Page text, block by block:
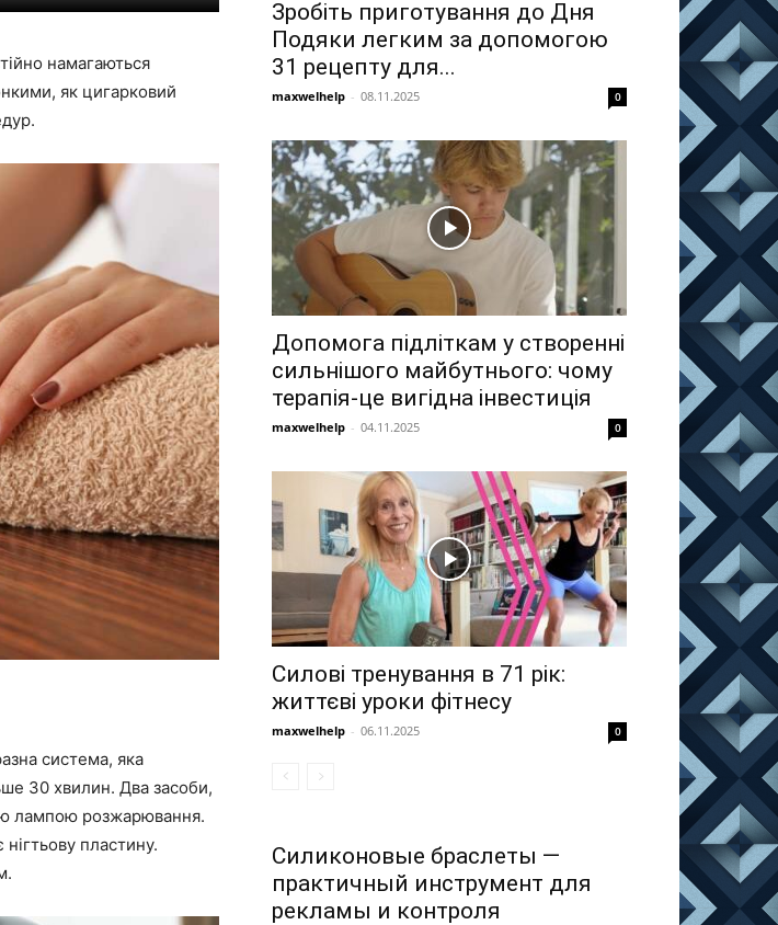
намагаються
як цигарковий
система, яка
30 хвилин. Два засоби,
лампою розжарювання.
пластину.
Зробіть приготування до Дня
Подяки легким за допомогою
31 рецепту для...
maxwelhelp - 08.11.2025 0
Допомога підліткам у створенні
сильнішого майбутнього: чому
терапія-це вигідна інвестиція
maxwelhelp - 04.11.2025 0
Силові тренування в 71 рік:
життєві уроки фітнесу
maxwelhelp - 06.11.2025 0
Силиконовые браслеты —
практичный инструмент для
рекламы и контроля